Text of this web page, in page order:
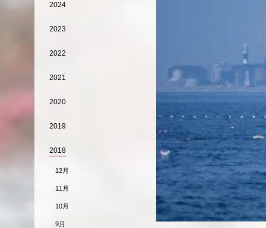
2024
2023
2022
2021
2020
2019
2018
12月
11月
10月
9月